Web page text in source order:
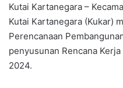
Kutai Kartanegara –
Kutai Kartanegara (Kukar)
Perencanaan
penyusunan Rencana
2024.